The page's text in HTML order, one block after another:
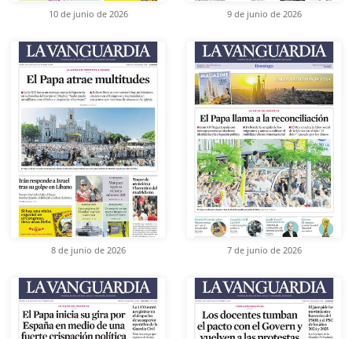
10 de junio de 2026 9 de junio de 2026
8 de junio de 2026 7 de junio de 2026